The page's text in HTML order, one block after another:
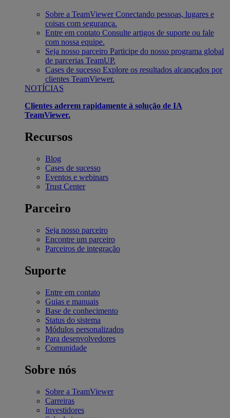
Sobre a TeamViewer Conectando pessoas, lugares e
coisas com segurança.
Entre em contato Consulte artigos de suporte ou fale
com nossa equipe.
Seja nosso parceiro Participe do nosso programa global
de parcerias TeamUP.
Cases de sucesso Explore os resultados alcançados por
clientes TeamViewer.
NOTÍCIAS
Clientes aderem rapidamente à solução de IA
TeamViewer.
Recursos
Blog
Cases de sucesso
Eventos e webinars
Trust Center
Parceiro
Seja nosso parceiro
Encontre um parceiro
Parceiros de integração
Suporte
Entre em contato
Guias e manuais
Base de conhecimento
Status do sistema
Módulos personalizados
Para desenvolvedores
Comunidade
Sobre nós
Sobre a TeamViewer
Carreiras
Investidores